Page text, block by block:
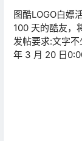
图酷LOGO白嫖
100 天的酷友，
发帖要求:文字
年 3 月 20 日